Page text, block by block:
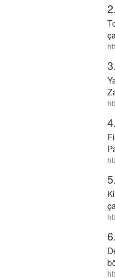
2.
3.
4.
5.
6.